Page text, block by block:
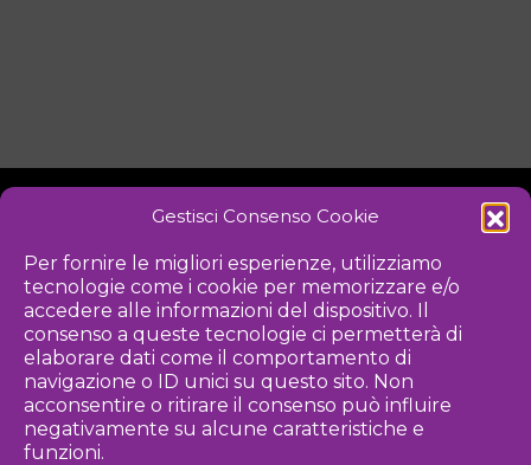
Gestisci Consenso Cookie
Per fornire le migliori esperienze, utilizziamo
tecnologie come i cookie per memorizzare e/o
accedere alle informazioni del dispositivo. Il
consenso a queste tecnologie ci permetterà di
elaborare dati come il comportamento di
navigazione o ID unici su questo sito. Non
acconsentire o ritirare il consenso può influire
negativamente su alcune caratteristiche e
funzioni.
PRIVACY POLICY
Iniziativa
Associazione culturale per la promozione delle arti visive